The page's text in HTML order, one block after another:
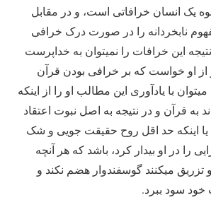
یک انسان خرافاتی است، و در مقابل
نابخردانه را در صورت درک خرافی
این خرافات را نمیتوان به خداپرست
از او خواست که بر خرافی بودن قرآن
با یادآوری این مطالب او را از اینکه
به قرآن و در نتیجه به اصل نبوت اعتقاد
یا اینکه حد اقل روح حقیقت جویی و شک
را در او بیدار کرد، باشد که هر آنچه
میکنند گوسفندوار هضم نکند و
خود سود ببرد.